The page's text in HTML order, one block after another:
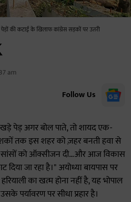
की कटाई के खिलाफ कांग्रेस सड़कों पर उतरी
am
Follow Us
पेड़ अगर बोल पाते, तो शायद एक-
तक इस शहर को ज़हर बनती हवा से
सांसों को ऑक्सीजन दी…और आज विकास
जा रहा है।" अयोध्या बायपास पर
का खत्म होना नहीं है, यह भोपाल
पर्यावरण पर सीधा प्रहार है।